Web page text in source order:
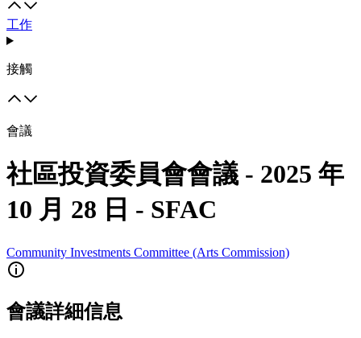
工作
接觸
會議
社區投資委員會會議 - 2025 年
10 月 28 日 - SFAC
Community Investments Committee (Arts Commission)
會議詳細信息